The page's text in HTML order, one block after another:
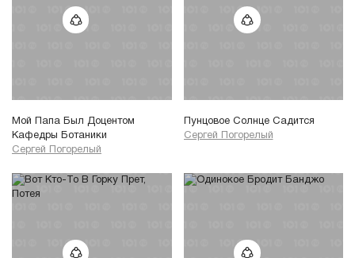
Мой Папа Был Доцентом
Кафедры Ботаники
Сергей Погорелый
Пунцовое Солнце Садится
Сергей Погорелый